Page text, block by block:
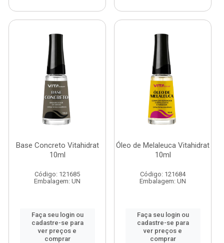
Base Concreto Vitahidrat
10ml
Código: 121685
Embalagem: UN
Faça seu login ou
cadastre-se para
ver preços e
comprar
Óleo de Melaleuca Vitahidrat
10ml
Código: 121684
Embalagem: UN
Faça seu login ou
cadastre-se para
ver preços e
comprar